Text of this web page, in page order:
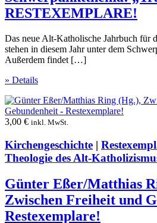
RESTEXEMPLARE!
Das neue Alt-Katholische Jahrbuch für
stehen in diesem Jahr unter dem
Außerdem findet […]
» Details
3,00 € inkl. MwSt.
Kirchengeschichte |
Theologie des Alt-
Günter Eßer/Matthias
Zwischen Freiheit und
Restexemplare!